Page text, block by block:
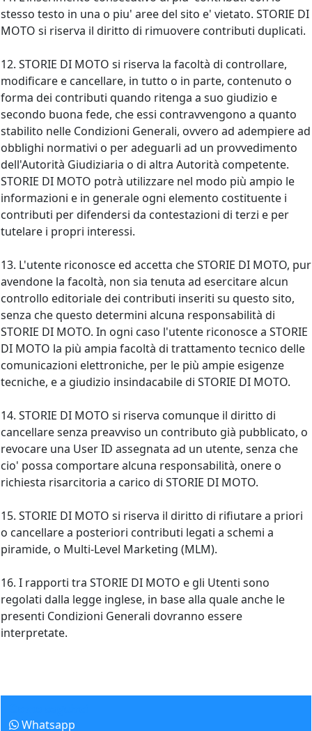
stesso testo in una o piu' aree del sito e' vietato. STORIE DI
MOTO si riserva il diritto di rimuovere contributi duplicati.
12. STORIE DI MOTO si riserva la facoltà di controllare,
modificare e cancellare, in tutto o in parte, contenuto o
forma dei contributi quando ritenga a suo giudizio e
secondo buona fede, che essi contravvengono a quanto
stabilito nelle Condizioni Generali, ovvero ad adempiere ad
obblighi normativi o per adeguarli ad un provvedimento
dell'Autorità Giudiziaria o di altra Autorità competente.
STORIE DI MOTO potrà utilizzare nel modo più ampio le
informazioni e in generale ogni elemento costituente i
contributi per difendersi da contestazioni di terzi e per
tutelare i propri interessi.
13. L'utente riconosce ed accetta che STORIE DI MOTO, pur
avendone la facoltà, non sia tenuta ad esercitare alcun
controllo editoriale dei contributi inseriti su questo sito,
senza che questo determini alcuna responsabilità di
STORIE DI MOTO. In ogni caso l'utente riconosce a STORIE
DI MOTO la più ampia facoltà di trattamento tecnico delle
comunicazioni elettroniche, per le più ampie esigenze
tecniche, e a giudizio insindacabile di STORIE DI MOTO.
14. STORIE DI MOTO si riserva comunque il diritto di
cancellare senza preavviso un contributo già pubblicato, o
revocare una User ID assegnata ad un utente, senza che
cio' possa comportare alcuna responsabilità, onere o
richiesta risarcitoria a carico di STORIE DI MOTO.
15. STORIE DI MOTO si riserva il diritto di rifiutare a priori
o cancellare a posteriori contributi legati a schemi a
piramide, o Multi-Level Marketing (MLM).
16. I rapporti tra STORIE DI MOTO e gli Utenti sono
regolati dalla legge inglese, in base alla quale anche le
presenti Condizioni Generali dovranno essere
interpretate.
Whatsapp